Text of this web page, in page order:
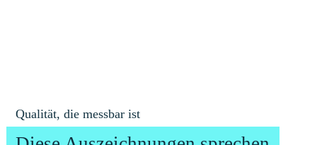
Qualität, die messbar ist